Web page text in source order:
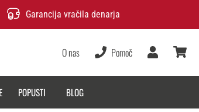
Garancija vračila denarja
O nas Pomoč
Uporabnik
POPUSTI BLOG